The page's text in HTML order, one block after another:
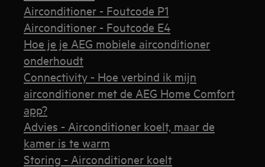
Airconditioner - Foutcode P1
Airconditioner - Foutcode E4
Hoe je je AEG mobiele airconditioner
onderhoudt
Connectivity - Hoe verbind ik mijn
airconditioner met de AEG Home Comfort
app?
Advies - Airconditioner koelt, maar de
kamer is te warm
Storing - Airconditioner koelt